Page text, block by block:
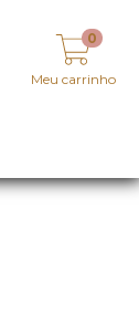
Meu carrinho
0